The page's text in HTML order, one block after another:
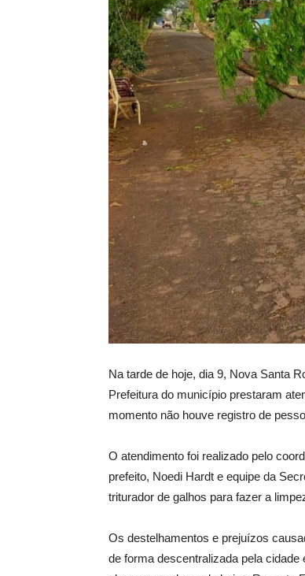
Na tarde de hoje, dia 9, Nova Santa
Prefeitura do município prestaram
momento não houve registro de
O atendimento foi realizado pelo
prefeito, Noedi Hardt e equipe da
triturador de galhos para fazer a
Os destelhamentos e prejuízos
de forma descentralizada pela